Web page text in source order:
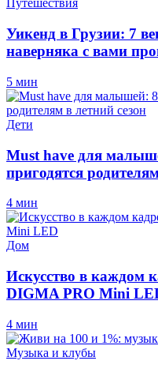
Путешествия
Уикенд в Грузии: 7
наверняка с вами
5 мин
Дети
Must have для
пригодятся
4 мин
Дом
Искусство в каждом
DIGMA PRO Mini
4 мин
Музыка и клубы